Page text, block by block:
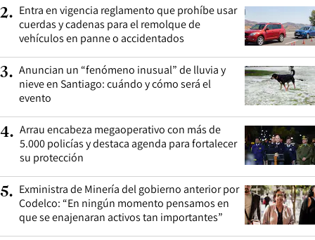
2. Entra en vigencia reglamento que prohíbe usar
cuerdas y cadenas para el remolque de
vehículos en panne o accidentados
3. Anuncian un “fenómeno inusual” de lluvia y
nieve en Santiago: cuándo y cómo será el
evento
4. Arrau encabeza megaoperativo con más de
5.000 policías y destaca agenda para fortalecer
su protección
5. Exministra de Minería del gobierno anterior por
Codelco: “En ningún momento pensamos en
que se enajenaran activos tan importantes”